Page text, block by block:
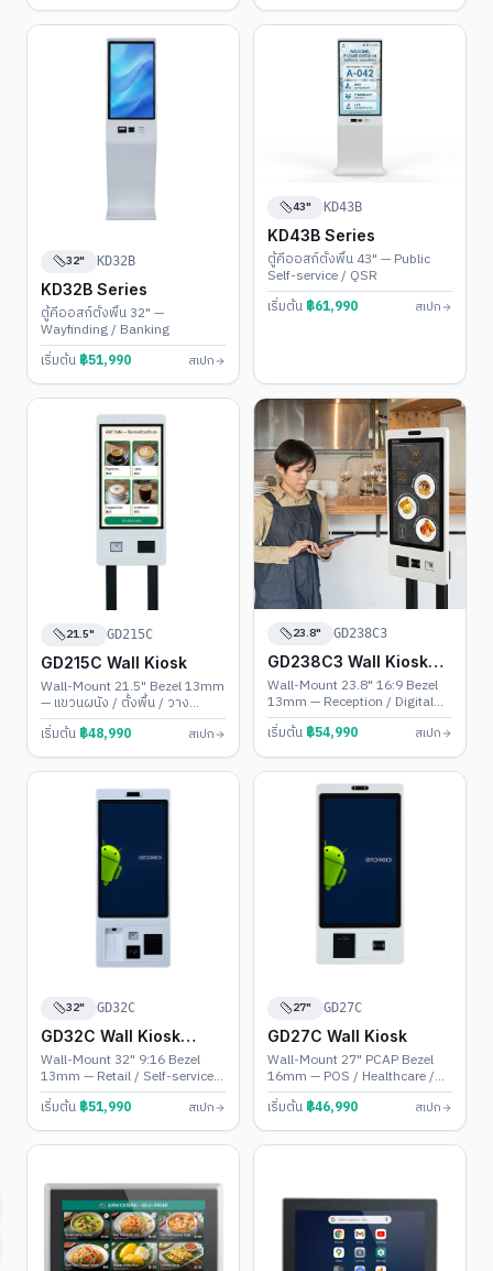
32" KD32B
KD32B Series
ตู้คีออสก์ตั้งพื้น 32" —
Wayfinding / Banking
เริ่มต้น ฿51,990 สเปก
43" KD43B
KD43B Series
ตู้คีออสก์ตั้งพื้น 43" — Public
Self-service / QSR
เริ่มต้น ฿61,990 สเปก
21.5" GD215C
GD215C Wall Kiosk
Wall-Mount 21.5" Bezel 13mm
— แขวนผนัง / ตั้งพื้น / วาง
เคาน์เตอร์
เริ่มต้น ฿48,990 สเปก
23.8" GD238C3
GD238C3 Wall Kiosk
(Landscape)
Wall-Mount 23.8" 16:9 Bezel
13mm — Reception / Digital
Menu
เริ่มต้น ฿54,990 สเปก
32" GD32C
GD32C Wall Kiosk
(Portrait)
Wall-Mount 32" 9:16 Bezel
13mm — Retail / Self-service /
POS
เริ่มต้น ฿51,990 สเปก
27" GD27C
GD27C Wall Kiosk
Wall-Mount 27" PCAP Bezel
16mm — POS / Healthcare /
Banking
เริ่มต้น ฿46,990 สเปก